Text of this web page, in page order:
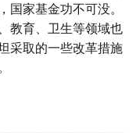
家基金功不可没。
教育、卫生等领域也
采取的一些改革措施